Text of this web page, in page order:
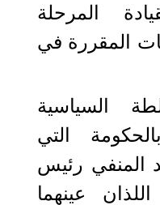
المرحلة
المقررة في
السياسية
التي
المنفي رئيس
عينهما